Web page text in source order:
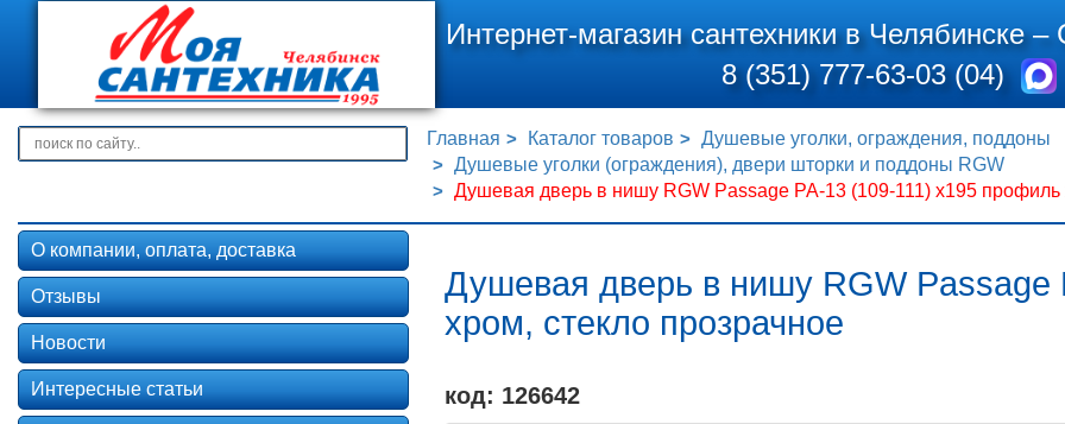
Интернет-магазин сантехники в Челябинске –
8 (351) 777-63-03 (04)
Главная Каталог товаров
Душевые уголки, ограждения, поддоны
Душевые уголки (ограждения), двери шторки и поддоны RGW
Душевая дверь в нишу RGW Passage PA-13 (109-111) x195 профиль
Душевая дверь в нишу RGW Passage
хром, стекло прозрачное
код: 126642
О компании, оплата, доставка
Отзывы
Новости
Интересные статьи